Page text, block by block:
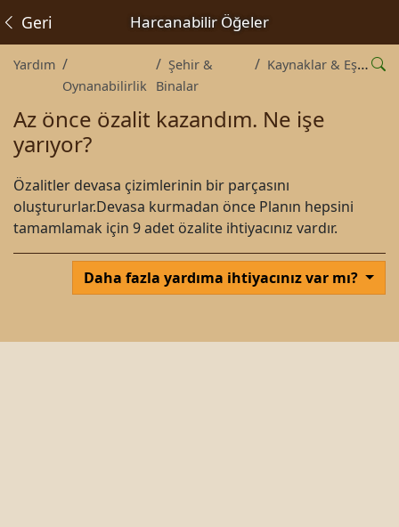
Harcanabilir Öğeler
Geri
Yardım
Oynanabilirlik
Şehir &
Binalar
Kaynaklar & Eşyalar
Az önce özalit kazandım. Ne işe
yarıyor?
Özalitler devasa çizimlerinin bir parçasını
oluştururlar.Devasa kurmadan önce Planın hepsini
tamamlamak için 9 adet özalite ihtiyacınız vardır.
Daha fazla yardıma ihtiyacınız var mı?